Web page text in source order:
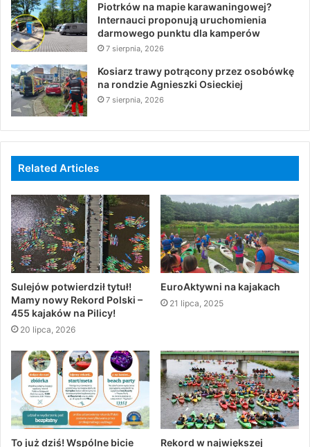
Piotrków na mapie karawaningowej?
Internauci proponują uruchomienia
darmowego punktu dla kamperów
7 sierpnia, 2026
Kosiarz trawy potrącony przez osobówkę
na rondzie Agnieszki Osieckiej
7 sierpnia, 2026
Related Articles
Sulejów potwierdził tytuł!
Mamy nowy Rekord Polski –
455 kajaków na Pilicy!
20 lipca, 2026
EuroAktywni na kajakach
21 lipca, 2025
To już dziś! Wspólne bicie
Rekord w największej